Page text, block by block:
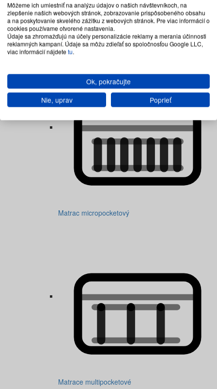
Matrac memory
Matrac micropocketový
Matrace multipocketové
Môžeme ich umiestniť na analýzu údajov o našich návštevníkoch, na
zlepšenie našich webových stránok, zobrazovanie prispôsobeného obsahu
a na poskytovanie skvelého zážitku z webových stránok. Pre viac informácií o
cookies používame otvorené nastavenia.
Údaje sa zhromažďujú na účely personalizácie reklamy a merania účinnosti
reklamných kampaní. Údaje sa môžu zdieľať so spoločnosťou Google LLC,
viac informácií nájdetetu.
Ok, pokračujte
Nie, uprav
Poprieť